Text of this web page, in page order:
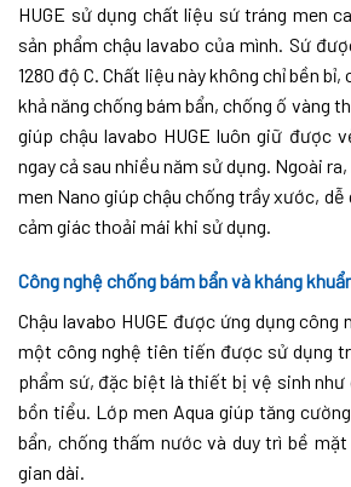
HUGE sử dụng chất liệu sứ tráng men
sản phẩm chậu lavabo của mình. Sứ
1280 độ C. Chất liệu này không chỉ bền
khả năng chống bám bẩn, chống ố vàng
giúp chậu lavabo HUGE luôn giữ được
ngay cả sau nhiều năm sử dụng. Ngoài
men Nano giúp chậu chống trầy xước, dễ
cảm giác thoải mái khi sử dụng.
Công nghệ chống bám bẩn và kháng
Chậu lavabo HUGE được ứng dụng công
một công nghệ tiên tiến được sử dụng
phẩm sứ, đặc biệt là thiết bị vệ sinh như
bồn tiểu. Lớp men Aqua giúp tăng
bẩn, chống thấm nước và duy trì bề
gian dài.